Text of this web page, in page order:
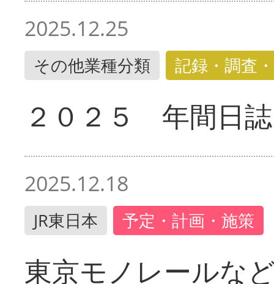
2025.12.25
その他業種分類 記録・調査
２０２５ 年間日誌
2025.12.18
JR東日本 予定・計画・施策
東京モノレールな